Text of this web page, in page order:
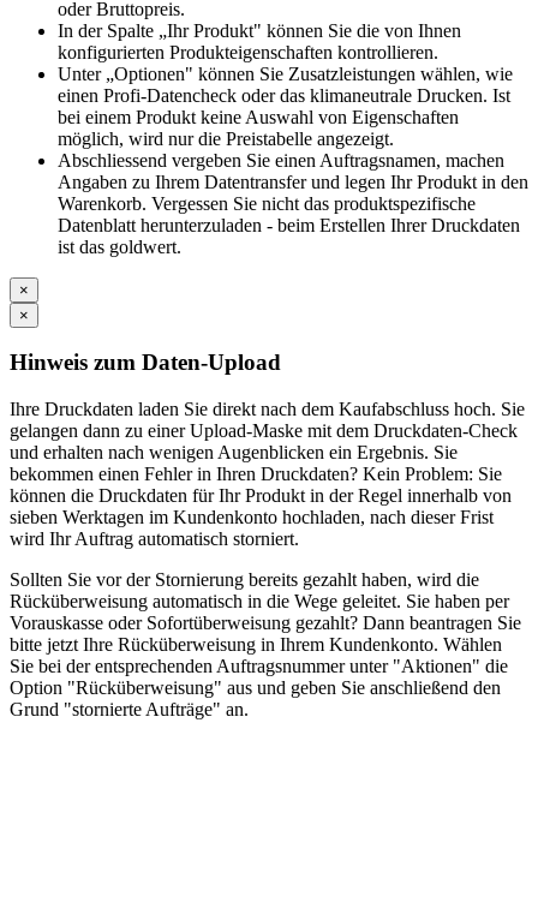
oder Bruttopreis.
In der Spalte „Ihr Produkt" können Sie die von Ihnen
konfigurierten Produkteigenschaften kontrollieren.
Unter „Optionen" können Sie Zusatzleistungen wählen, wie
einen Profi-Datencheck oder das klimaneutrale Drucken. Ist
bei einem Produkt keine Auswahl von Eigenschaften
möglich, wird nur die Preistabelle angezeigt.
Abschliessend vergeben Sie einen Auftragsnamen, machen
Angaben zu Ihrem Datentransfer und legen Ihr Produkt in den
Warenkorb. Vergessen Sie nicht das produktspezifische
Datenblatt herunterzuladen - beim Erstellen Ihrer Druckdaten
ist das goldwert.
×
×
Hinweis zum Daten-Upload
Ihre Druckdaten laden Sie direkt nach dem Kaufabschluss hoch. Sie
gelangen dann zu einer Upload-Maske mit dem Druckdaten-Check
und erhalten nach wenigen Augenblicken ein Ergebnis. Sie
bekommen einen Fehler in Ihren Druckdaten? Kein Problem: Sie
können die Druckdaten für Ihr Produkt in der Regel innerhalb von
sieben Werktagen im Kundenkonto hochladen, nach dieser Frist
wird Ihr Auftrag automatisch storniert.
Sollten Sie vor der Stornierung bereits gezahlt haben, wird die
Rücküberweisung automatisch in die Wege geleitet. Sie haben per
Vorauskasse oder Sofortüberweisung gezahlt? Dann beantragen Sie
bitte jetzt Ihre Rücküberweisung in Ihrem Kundenkonto. Wählen
Sie bei der entsprechenden Auftragsnummer unter "Aktionen" die
Option "Rücküberweisung" aus und geben Sie anschließend den
Grund "stornierte Aufträge" an.